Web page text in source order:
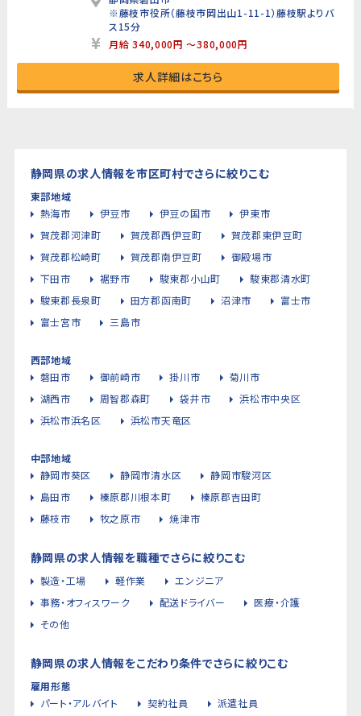
※藤枝市役所（藤枝市岡出山1-11-1）藤枝駅よりバ
ス15分
月給 340,000円 ～380,000円
求人詳細はこちら
静岡県の求人情報を市区町村でさらに絞りこむ
東部地域
熱海市
伊豆市 伊豆の国市
伊東市
賀茂郡河津町
賀茂郡西伊豆町
賀茂郡東伊豆町
賀茂郡松崎町
賀茂郡南伊豆町
御殿場市
下田市
裾野市 駿東郡小山町
駿東郡清水町
駿東郡長泉町
田方郡函南町 沼津市
富士市
富士宮市
三島市
西部地域
磐田市
御前崎市 掛川市
菊川市
湖西市
周智郡森町 袋井市
浜松市中央区
浜松市浜名区
浜松市天竜区
中部地域
静岡市葵区
静岡市清水区
静岡市駿河区
島田市
榛原郡川根本町
榛原郡吉田町
藤枝市
牧之原市 焼津市
静岡県の求人情報を職種でさらに絞りこむ
製造・工場 軽作業
エンジニア
事務・オフィスワーク
配送ドライバー
医療・介護
その他
静岡県の求人情報をこだわり条件でさらに絞りこむ
雇用形態
パート・アルバイト
契約社員
派遣社員